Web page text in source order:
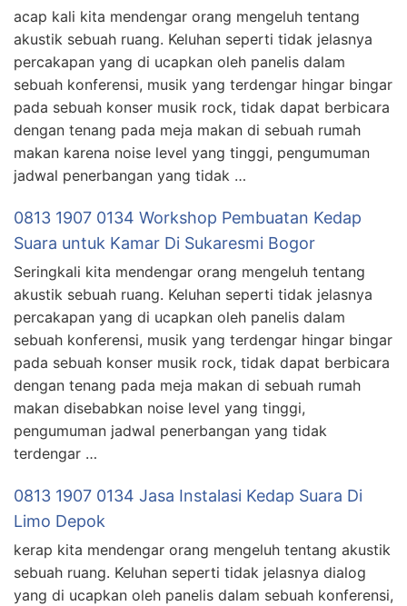
acap kali kita mendengar orang mengeluh tentang
akustik sebuah ruang. Keluhan seperti tidak jelasnya
percakapan yang di ucapkan oleh panelis dalam
sebuah konferensi, musik yang terdengar hingar bingar
pada sebuah konser musik rock, tidak dapat berbicara
dengan tenang pada meja makan di sebuah rumah
makan karena noise level yang tinggi, pengumuman
jadwal penerbangan yang tidak …
0813 1907 0134 Workshop Pembuatan Kedap
Suara untuk Kamar Di Sukaresmi Bogor
Seringkali kita mendengar orang mengeluh tentang
akustik sebuah ruang. Keluhan seperti tidak jelasnya
percakapan yang di ucapkan oleh panelis dalam
sebuah konferensi, musik yang terdengar hingar bingar
pada sebuah konser musik rock, tidak dapat berbicara
dengan tenang pada meja makan di sebuah rumah
makan disebabkan noise level yang tinggi,
pengumuman jadwal penerbangan yang tidak
terdengar …
0813 1907 0134 Jasa Instalasi Kedap Suara Di
Limo Depok
kerap kita mendengar orang mengeluh tentang akustik
sebuah ruang. Keluhan seperti tidak jelasnya dialog
yang di ucapkan oleh panelis dalam sebuah konferensi,